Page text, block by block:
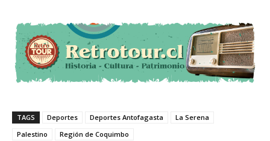
TAGS Deportes Deportes Antofagasta
La Serena
Palestino
Región de Coquimbo